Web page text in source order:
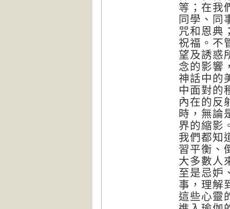
等；在我
同學、同
咒和恩典
祝福。不
望及誘惑
念的影響
神話中的
中面對的
內在的反
時，無論
界的縮影
我們都知
習平衡、
大多數人
至是忌妒
事，理解
這些心靈